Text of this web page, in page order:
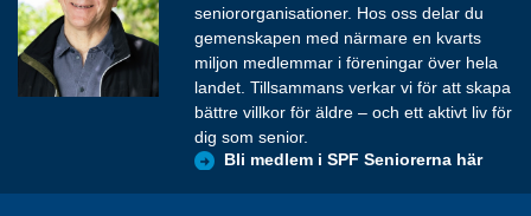
seniororganisationer. Hos oss delar du
gemenskapen med närmare en kvarts
miljon medlemmar i föreningar över hela
landet. Tillsammans verkar vi för att skapa
bättre villkor för äldre – och ett aktivt liv för
dig som senior.
Bli medlem i SPF Seniorerna här